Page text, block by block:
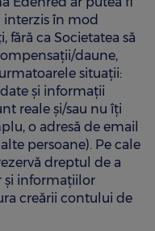
interzis în mod
fără ca Societatea să
daune,
situații:
și informații
reale și/sau nu îți
o adresă de email
persoane). Pe cale
dreptul de a
și informațiilor
creării contului de